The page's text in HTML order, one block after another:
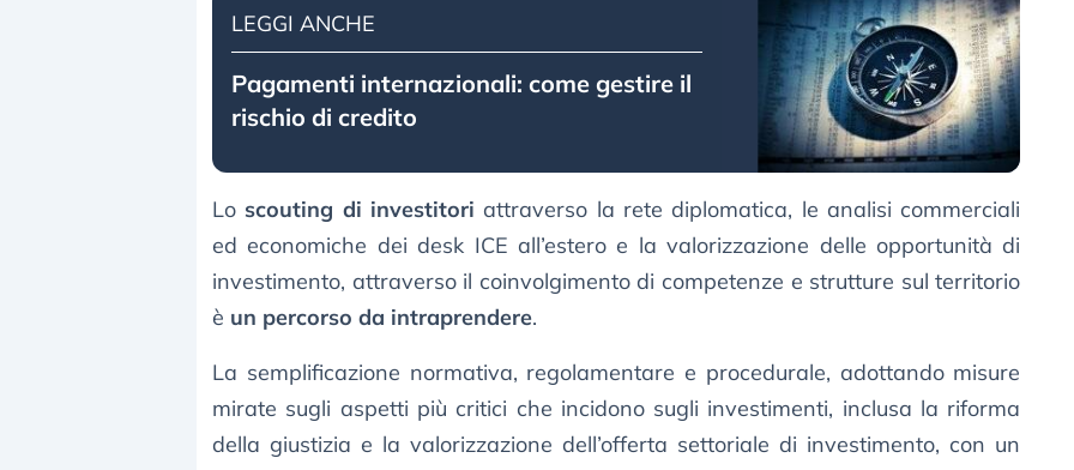
LEGGI ANCHE
Pagamenti internazionali: come gestire il
rischio di credito
Lo scouting di investitori attraverso la rete diplomatica, le analisi commerciali
ed economiche dei desk ICE all’estero e la valorizzazione delle opportunità di
investimento, attraverso il coinvolgimento di competenze e strutture sul territorio
è un percorso da intraprendere.
La semplificazione normativa, regolamentare e procedurale, adottando misure
mirate sugli aspetti più critici che incidono sugli investimenti, inclusa la riforma
della giustizia e la valorizzazione dell’offerta settoriale di investimento, con un